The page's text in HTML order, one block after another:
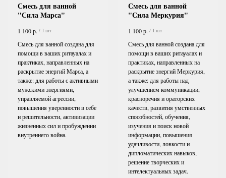
Смесь для ванной
"Сила Марса"
1 100р. / 1 шт
Смесь для ванной создана для
помощи в ваших ритауалах и
практиках, направленных на
раскрытие энергий Марса, а
также: для работы с активными
мужскими энергиями,
управляемой агрессии,
повышения уверенности в себе
и решительности, активизации
жизненных сил и пробуждении
внутреннего война.
Смесь для ванной
"Сила Меркурия"
1 100р. / 1 шт
Смесь для ванной создана для
помощи в ваших ритауалах и
практиках, направленных на
раскрытие энергий Меркурия,
а также: для работы над
улучшением коммуникации,
красноречия и ораторских
качеств, развития умственных
способностей, обучения,
изучения и поиск новой
информации, повышения
удачливости, ловкости и
дипломатических навыков,
решение творческих и
интелектуальных задач.